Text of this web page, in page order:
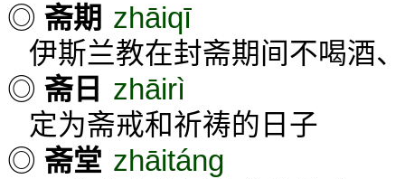
◎ 斋期 zhāiqī
伊斯兰教在封斋期间不喝酒
◎ 斋日 zhāirì
定为斋戒和祈祷的日子
◎ 斋堂 zhāitáng